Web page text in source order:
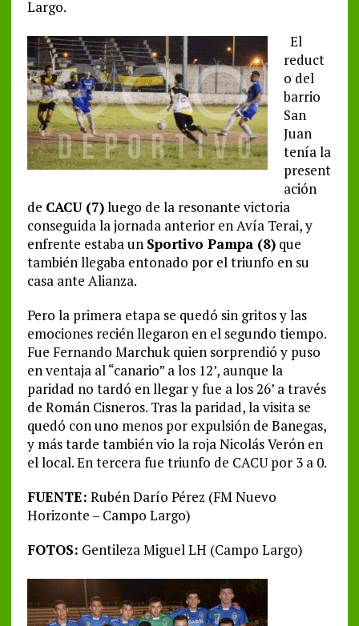
Largo.
El
reduct
o del
barrio
San
Juan
tenía la
present
ación
de CACU (7)luego de la resonante victoria
conseguida la jornada anterior en Avía Terai, y
enfrente estaba un Sportivo Pampa (8)que
también llegaba entonado por el triunfo en su
casa ante Alianza.
Pero la primera etapa se quedó sin gritos y las
emociones recién llegaron en el segundo tiempo.
Fue Fernando Marchuk quien sorprendió y puso
en ventaja al “canario” a los 12’, aunque la
paridad no tardó en llegar y fue a los 26’ a través
de Román Cisneros. Tras la paridad, la visita se
quedó con uno menos por expulsión de Banegas,
y más tarde también vio la roja Nicolás Verón en
el local. En tercera fue triunfo de CACU por 3 a 0.
FUENTE: Rubén Darío Pérez (FM Nuevo
Horizonte – Campo Largo)
FOTOS: Gentileza Miguel LH (Campo Largo)